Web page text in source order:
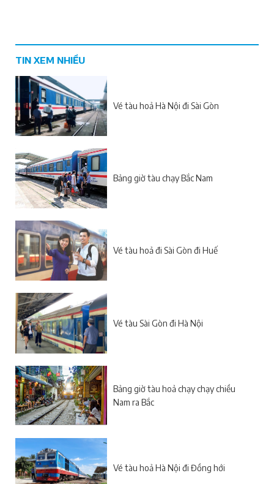
TIN XEM NHIỀU
Vé tàu hoả Hà Nội đi Sài Gòn
Bảng giờ tàu chạy Bắc Nam
Vé tàu hoả đi Sài Gòn đi Huế
Vé tàu Sài Gòn đi Hà Nội
Bảng giờ tàu hoả chạy chạy chiều
Nam ra Bắc
Vé tàu hoả Hà Nội đi Đồng hới